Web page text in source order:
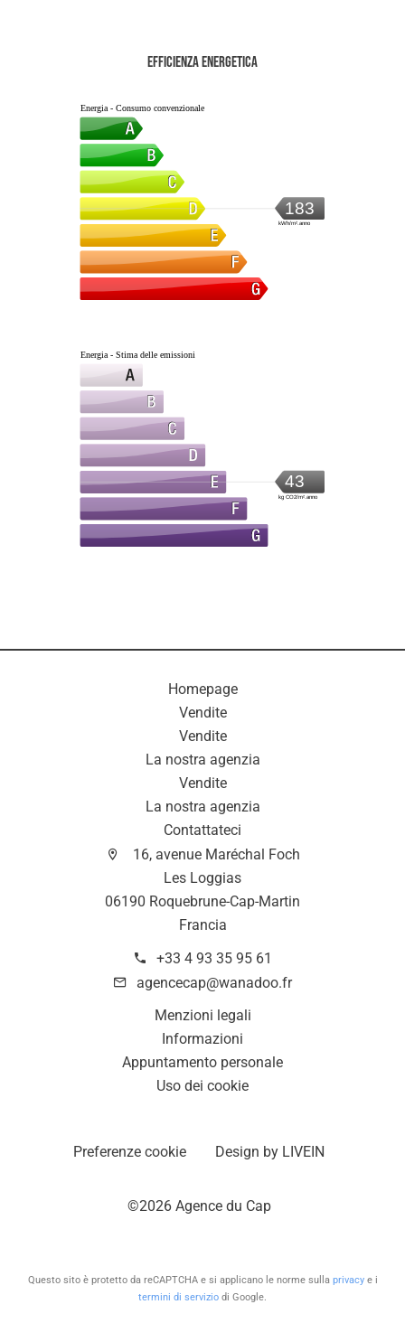
Efficienza energetica
Energia - Consumo convenzionale
183
kWh/m².anno
Energia - Stima delle emissioni
43
kg CO2/m².anno
Homepage
Vendite
Vendite
La nostra agenzia
Vendite
La nostra agenzia
Contattateci
16, avenue Maréchal Foch
Les Loggias
06190 Roquebrune-Cap-Martin
Francia
+33 4 93 35 95 61
agencecap@wanadoo.fr
Menzioni legali
Informazioni
Appuntamento personale
Uso dei cookie
Preferenze cookie Design by LIVEIN
©2026 Agence du Cap
Questo sito è protetto da reCAPTCHA e si applicano le norme sulla privacye i
termini di servizio di Google.